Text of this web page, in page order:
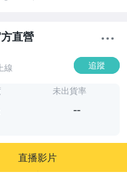
直營
線 追蹤
未出貨率
--
直播影片